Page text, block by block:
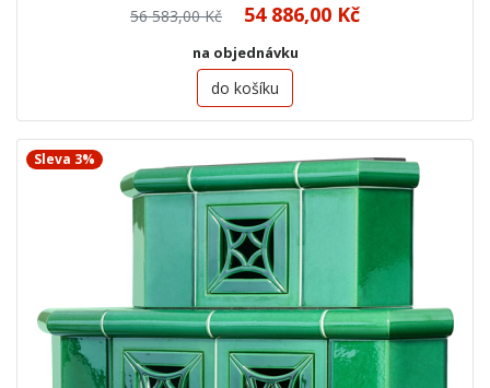
56 583,00 Kč 54 886,00 Kč
na objednávku
do košíku
Sleva 3%